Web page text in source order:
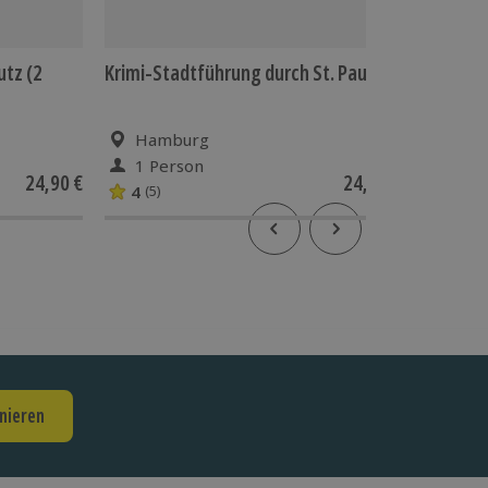
(2
24,90 €
Krimi-Stadtführung durch St. Pauli
Hamburg
1 Person
4 (5) 24,90 €